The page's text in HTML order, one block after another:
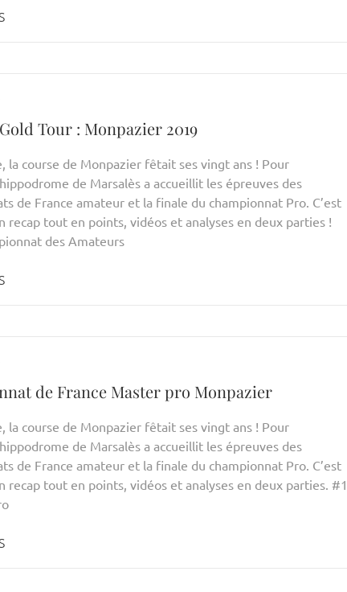
Tour : Monpazier 2019
la course de Monpazier fêtait ses vingt ans ! Pour
de Marsalès a accueillit les épreuves des
de France amateur et la finale du championnat Pro. C’est
recap tout en points, vidéos et analyses en deux parties !
des Amateurs
de France Master pro Monpazier
la course de Monpazier fêtait ses vingt ans ! Pour
de Marsalès a accueillit les épreuves des
de France amateur et la finale du championnat Pro. C’est
recap tout en points, vidéos et analyses en deux parties. #1